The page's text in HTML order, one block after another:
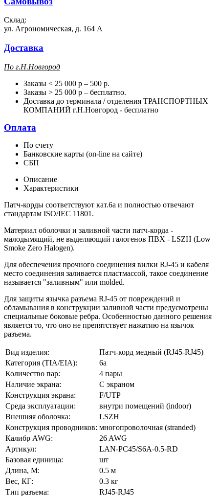
Склад:
ул. Агрономическая, д. 164 А
Доставка
По г.Н.Новгород
Заказы < 25 000 р – 500 р.
Заказы > 25 000 р – бесплатно.
Доставка до терминала / отделения ТРАНСПОРТНЫХ
КОМПАНИЙ г.Н.Новгород - бесплатно
Оплата
По счету
Банковские карты (on-line на сайте)
СБП
Описание
Характеристики
Патч-корды соответствуют кат.6a и полностью отвечают
стандартам ISO/IEC 11801.
Материал оболочки и заливной части патч-корда -
малодымящий, не выделяющий галогенов ПВХ - LSZH (Low
Smoke Zero Halogen).
Для обеспечения прочного соединения вилки RJ-45 и кабеля
место соединения заливается пластмассой, такое соединение
называется "заливным" или molded.
Для защиты язычка разъема RJ-45 от повреждений и
обламывания в конструкции заливной части предусмотрены
специальные боковые ребра. Особенностью данного решения
является то, что оно не препятствует нажатию на язычок
разъема.
Вид изделия:
Патч-корд медный (RJ45-RJ45)
Категория (TIA/EIA):
6a
Количество пар:
4 пары
Наличие экрана:
С экраном
Конструкция экрана:
F/UTP
Среда эксплуатации:
внутри помещений (indoor)
Внешняя оболочка:
LSZH
Конструкция проводников: многопроволочная (stranded)
Калибр AWG:
26 AWG
Артикул:
LAN-PC45/S6A-0.5-RD
Базовая единица:
шт
Длина, М:
0.5 м
Вес, КГ:
0.3 кг
Тип разъема:
RJ45-RJ45